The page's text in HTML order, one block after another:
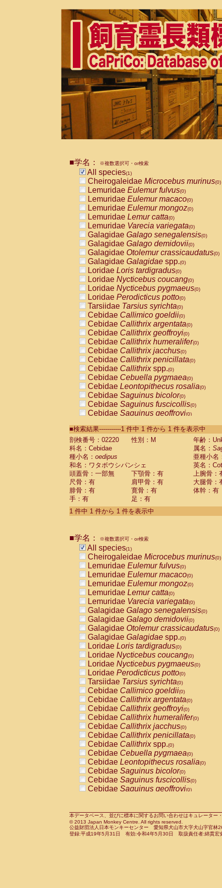
■学名： ※複数選択可・or検索
All species(1)
Cheirogaleidae Microcebus murinus(0)
Lemuridae Eulemur fulvus(0)
Lemuridae Eulemur macaco(0)
Lemuridae Eulemur mongoz(0)
Lemuridae Lemur catta(0)
Lemuridae Varecia variegata(0)
Galagidae Galago senegalensis(0)
Galagidae Galago demidovii(0)
Galagidae Otolemur crassicaudatus(0)
Galagidae Galagidae spp.(0)
Loridae Loris tardigradus(0)
Loridae Nycticebus coucang(0)
Loridae Nycticebus pygmaeus(0)
Loridae Perodicticus potto(0)
Tarsiidae Tarsius syrichta(0)
Cebidae Callimico goeldii(0)
Cebidae Callithrix argentata(0)
Cebidae Callithrix geoffroyi(0)
Cebidae Callithrix humeralifer(0)
Cebidae Callithrix jacchus(0)
Cebidae Callithrix penicillata(0)
Cebidae Callithrixspp.(0)
Cebidae Cebuella pygmaea(0)
Cebidae Leontopithecus rosalia(0)
Cebidae Saguinus bicolor(0)
Cebidae Saguinus fuscicollis(0)
Cebidae Saguinus geoffroyi(0)
CebidaeSaguinus labiatus(0)
Cebidae Saguinus leucopus (0)
Cebidae
Cebidae
CebidaeSaguinus nigricollis (0)
Cebidae Saguinus oedipus
Cebidae Saguinus weddelli
Cebidae Saguinusspp.
Cebidae Aotus trivirgatus
Cebidae Cebus albifrons
CebidaeCebus nigrivittatus
CebidaeCebus
CebidaeSaimiri boliviensis(0)
CebidaeSaimiri sciureus(0)
AtelidaeAlouatta caraya(0)
AtelidaeAlouatta fusca(0)
AtelidaeAlouatta seniculus
AtelidaeAlouattaspp.(0)
AtelidaeAteles belzebuth(0)
AtelidaeAteles geoffroyi(0)
AtelidaeAteles paniscus(0)
AtelidaeAtelesspp.(0)
Atelidae Lagothrix lagothricha
AtelidaeLagothrix lagothricha cana
PitheciidaeCacajao calvus
PitheciidaeCallicebus cupreus
PitheciidaeCallicebus donacophilus
PitheciidaeCallicebus moloch
PitheciidaeCallicebus torquatus
PitheciidaeCallicebusspp.(0)
PitheciidaeChiropotes satanas(0)
PitheciidaePithecia monachus
PitheciidaePithecia pithecia(0)
CercopithecidaeCercocebus agilis
CercopithecidaeCercocebus
CercopithecidaeCercocebus
CercopithecidaeCercocebus
CercopithecidaeCercocebus
CercopithecidaeCercocebushybrid
CercopithecidaePapio anubis(0)
CercopithecidaePapio cynocephalus
CercopithecidaePapio hamadryas(0)
■検索結果-----------1 件中 1 件から 1 件を表示中
剖検番号：02220
性別：M
年齢：
科名：Cebidae
属名：
種小名： oedipus
亜種小名
和名：ワタボウシパンシェ
英名：
頭蓋骨：一部無
下顎骨：有
上腕骨：
尺骨：有
肩甲骨：有
大腿骨：
腓骨：有
寛骨：有
体幹：有
手：有
足：有
1 件中 1 件から 1 件を表示中
■学名： ※複数選択可・or検索
All species(1)
Cheirogaleidae Microcebus murinus(0)
Lemuridae Eulemur fulvus(0)
Lemuridae Eulemur macaco(0)
Lemuridae Eulemur mongoz(0)
Lemuridae Lemur catta(0)
Lemuridae Varecia variegata(0)
Galagidae Galago senegalensis(0)
Galagidae Galago demidovii(0)
Galagidae Otolemur crassicaudatus(0)
Galagidae Galagidae spp.(0)
Loridae Loris tardigradus(0)
Loridae Nycticebus coucang(0)
Loridae Nycticebus pygmaeus(0)
Loridae Perodicticus potto(0)
Tarsiidae Tarsius syrichta(0)
Cebidae Callimico goeldii(0)
Cebidae Callithrix argentata(0)
Cebidae Callithrix geoffroyi(0)
Cebidae Callithrix humeralifer(0)
Cebidae Callithrix jacchus(0)
Cebidae Callithrix penicillata(0)
Cebidae Callithrixspp.(0)
Cebidae Cebuella pygmaea(0)
Cebidae Leontopithecus rosalia(0)
Cebidae Saguinus bicolor(0)
Cebidae Saguinus fuscicollis(0)
Cebidae Saguinus geoffroyi(0)
CebidaeSaguinus leucopus(0)
CebidaeSaguinus midas(0)
Cebidae Saguinus mystax(0)
本データベース、並びに標本に関するお問い合わせはキュレータ
© 2013 Japan Monkey Centre. All rights reserved.
公益財団法人日本モンキーセンター 愛知県犬山市大字犬山字官
登録:平成19年5月31日 有効:令和4年5月30日 取扱責任者:綿貫宏